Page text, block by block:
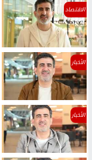
الاقتصاد
الأخبار
الأخبار